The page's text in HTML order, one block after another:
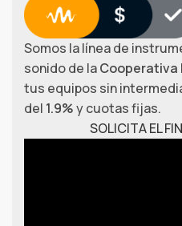
Somos la línea de
sonido de laCooperativa
tus equipos sin
del 1.9%y cuotas fijas.
SOLICITA EL